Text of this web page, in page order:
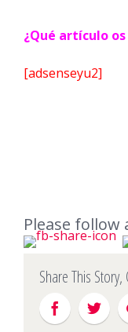
¿Qué artículo
[adsenseyu2]
Please follow
Share This